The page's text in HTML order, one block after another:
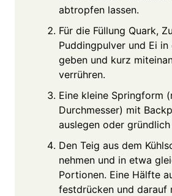
abtropfen lassen.
Für die Füllung Quark,
Puddingpulver und Ei in
geben und kurz
verrühren.
Eine kleine Springform
Durchmesser) mit
auslegen oder
Den Teig aus dem
nehmen und in etwa
Portionen. Eine Hälfte
festdrücken und darauf